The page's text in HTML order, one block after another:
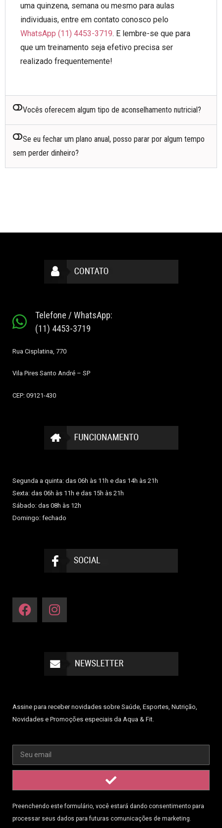
uma quinzena, semana ou mesmo para aulas
individuais, entre em contato conosco pelo
WhatsApp (11) 4453-3719. E lembre-se que para
que um treinamento seja efetivo precisa ser
realizado frequentemente!
Vocês oferecem algum tipo de aconselhamento nutricial?
Se eu fechar um plano anual, posso parar por algum tempo
sem perder dinheiro?
Telefone / WhatsApp:
(11) 4453-3719
Rua Cisplatina, 770
Vila Pires Santo André – SP
CEP: 09121-430
Segunda a quinta: das 06h às 11h e das 14h às 21h
Sexta: das 06h às 11h e das 15h às 21h
Sábado: das 08h às 12h
Domingo: fechado
Assine para receber novidades sobre Saúde, Esportes, Nutrição,
Novidades e Promoções especiais da Aqua & Fit.
Preenchendo este formulário, você estará dando consentimento para
processar seus dados para futuras comunicações de marketing.